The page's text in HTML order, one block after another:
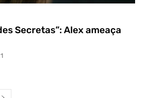
Secretas”: Alex ameaça